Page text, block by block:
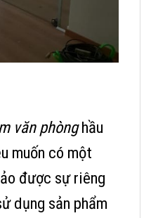
văn phònghầu
muốn có một
được sự riêng
dụng sản phẩm